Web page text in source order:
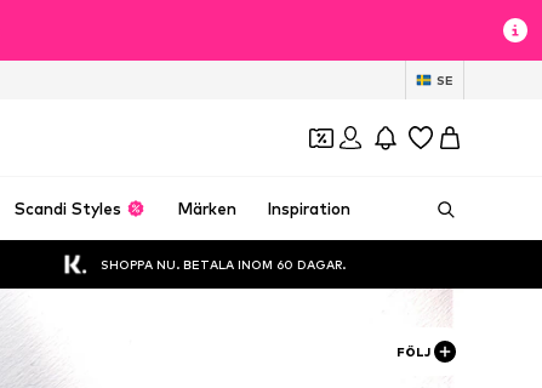
SE
Scandi Styles Märken Inspiration
SHOPPA NU. BETALA INOM 60 DAGAR.
FÖLJ